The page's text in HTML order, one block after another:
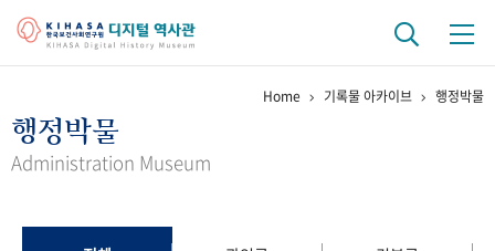
걸어온 길 기관 변천사
Home 기록물 아카이브 행정박물
행정박물
Administration Museum